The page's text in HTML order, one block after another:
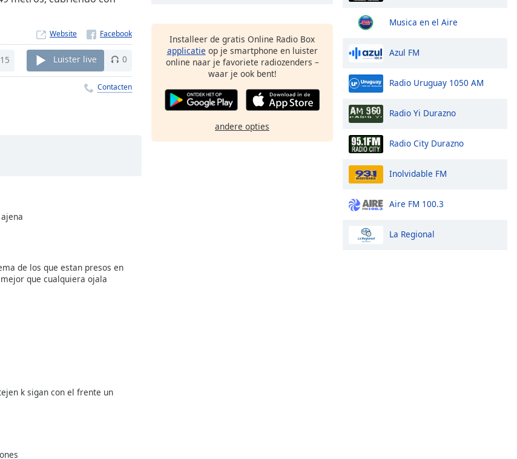
Website
15 Luister live 0
Contacten
de los que estan presos en
que cualquiera ojala
k sigan con el frente un
Installeer de gratis Online Radio Box
applicatie op je smartphone en luister
online naar je favoriete radiozenders –
waar je ook bent!
andere opties
Musica en el Aire
Azul FM
Radio Uruguay 1050 AM
Radio Yi Durazno
Radio City Durazno
Inolvidable FM
Aire FM 100.3
La Regional